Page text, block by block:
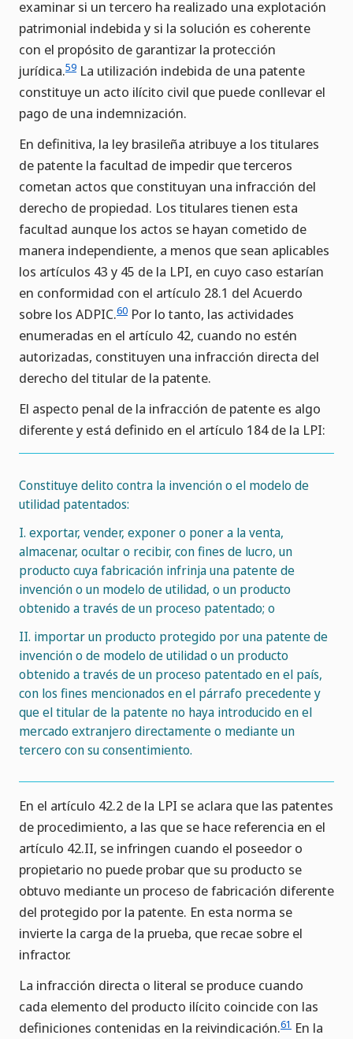
examinar si un tercero ha realizado una explotación
patrimonial indebida y si la solución es coherente
con el propósito de garantizar la protección
jurídica.59 La utilización indebida de una patente
constituye un acto ilícito civil que puede conllevar el
pago de una indemnización.
En definitiva, la ley brasileña atribuye a los titulares
de patente la facultad de impedir que terceros
cometan actos que constituyan una infracción del
derecho de propiedad. Los titulares tienen esta
facultad aunque los actos se hayan cometido de
manera independiente, a menos que sean aplicables
los artículos 43 y 45 de la LPI, en cuyo caso estarían
en conformidad con el artículo 28.1 del Acuerdo
sobre los ADPIC.60 Por lo tanto, las actividades
enumeradas en el artículo 42, cuando no estén
autorizadas, constituyen una infracción directa del
derecho del titular de la patente.
El aspecto penal de la infracción de patente es algo
diferente y está definido en el artículo 184 de la LPI:
Constituye delito contra la invención o el modelo de
utilidad patentados:
I. exportar, vender, exponer o poner a la venta,
almacenar, ocultar o recibir, con fines de lucro, un
producto cuya fabricación infrinja una patente de
invención o un modelo de utilidad, o un producto
obtenido a través de un proceso patentado; o
II. importar un producto protegido por una patente de
invención o de modelo de utilidad o un producto
obtenido a través de un proceso patentado en el país,
con los fines mencionados en el párrafo precedente y
que el titular de la patente no haya introducido en el
mercado extranjero directamente o mediante un
tercero con su consentimiento.
En el artículo 42.2 de la LPI se aclara que las patentes
de procedimiento, a las que se hace referencia en el
artículo 42.II, se infringen cuando el poseedor o
propietario no puede probar que su producto se
obtuvo mediante un proceso de fabricación diferente
del protegido por la patente. En esta norma se
invierte la carga de la prueba, que recae sobre el
infractor.
La infracción directa o literal se produce cuando
cada elemento del producto ilícito coincide con las
definiciones contenidas en la reivindicación.61 En la